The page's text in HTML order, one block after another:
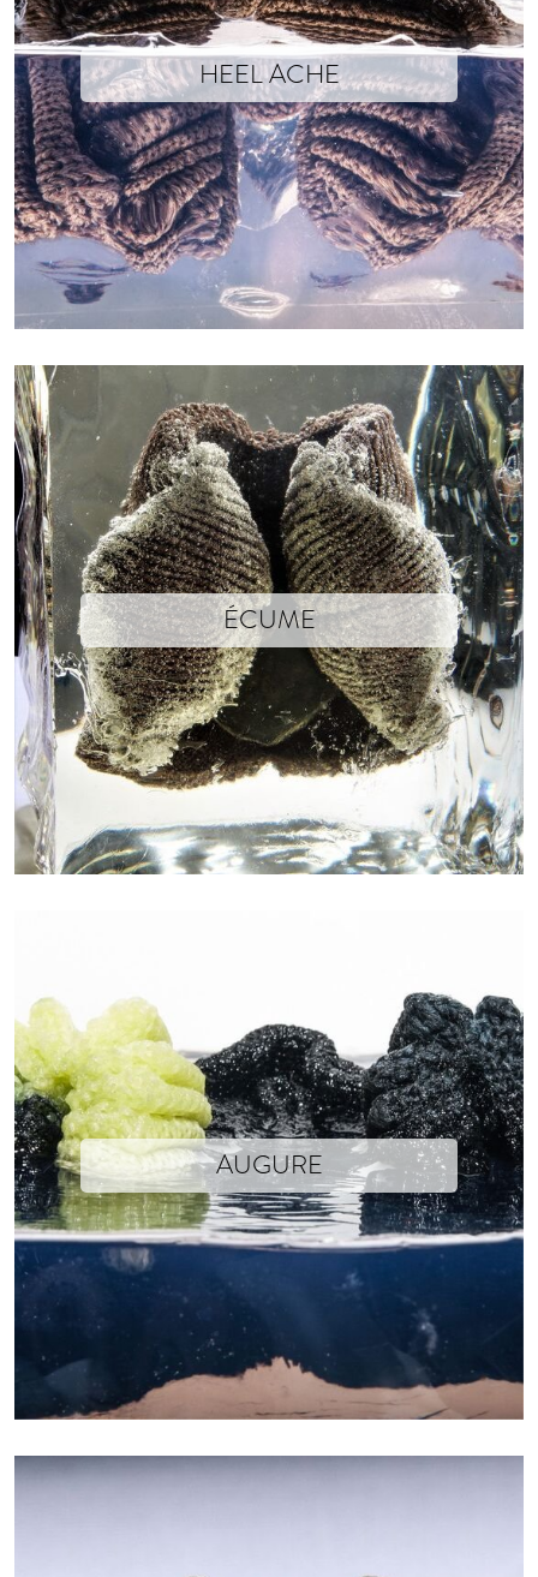
HEEL ACHE
Isabelle Soum x Xavier Brisoux The first ever sculpture designed
ÉCUME
Isabelle Soum x Xavier Brisoux
Photographs © Isabelle Soum
AUGURE
Isabelle Soum x Xavier Brisoux
Cotton and resin - 29cm x 42cm x 10cm
Photographs © Isabelle Soum